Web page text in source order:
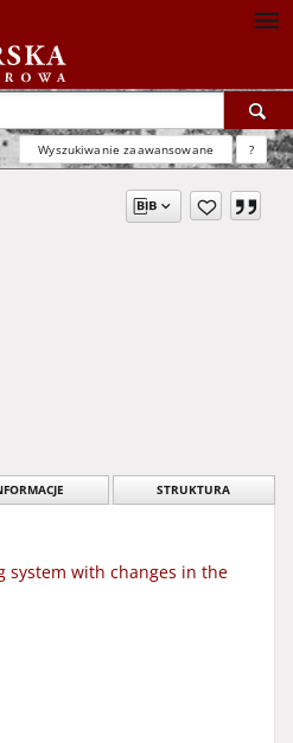
Wyszukiwanie zaawansowane ?
STRUKTURA
system with changes in the